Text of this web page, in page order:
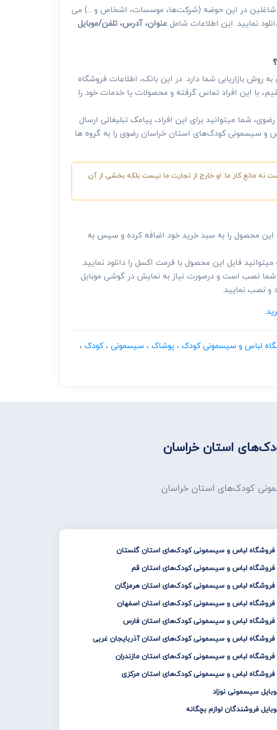
شاغلین در این حوضه (شرکت‌ها، موسسات، اشخاص و ...) می
نمایید. این اطلاعات شاملعنوان، آدرس، تلفن/موبایل
بازاریابی شما دارد. در این بانک، اطلاعات فروشگاه
با این افراد تماس گرفته و محصولات یا خدمات خود را
شما میتوانید برای این افراد، پیامک تبلیغاتی ارسال
و سیسمونی کودک‌های استان خراسان رضوی را به گروه ها
مانع کار ما. او خارج از تجارت ما نیست بلکه بخشی از آن
محصول را به سبد خرید خود اضافه کرده و سپس به
فایل این محصول با فرمت اکسل را دانلود نمایید.
شما نصب است و درصورت نیاز به نمایش در گوشی موبایل
و نصب نمایید.
لباس و سیسمونی کودک ،پوشاک ، سیسمونی ،کودک ،
استان خراسان
کودک‌های استان خراسان
فروشگاه لباس و سیسمونی کودک‌های استان گلستان
فروشگاه لباس و سیسمونی کودک‌های استان قم
فروشگاه لباس و سیسمونی کودک‌های استان هرمزگان
فروشگاه لباس و سیسمونی کودک‌های استان اصفهان
فروشگاه لباس و سیسمونی کودک‌های استان فارس
فروشگاه لباس و سیسمونی کودک‌های استان آذربایجان غربی
فروشگاه لباس و سیسمونی کودک‌های استان مازندران
فروشگاه لباس و سیسمونی کودک‌های استان مرکزی
سیسمونی نوزاد
فروشندگان لوازم بچگانه